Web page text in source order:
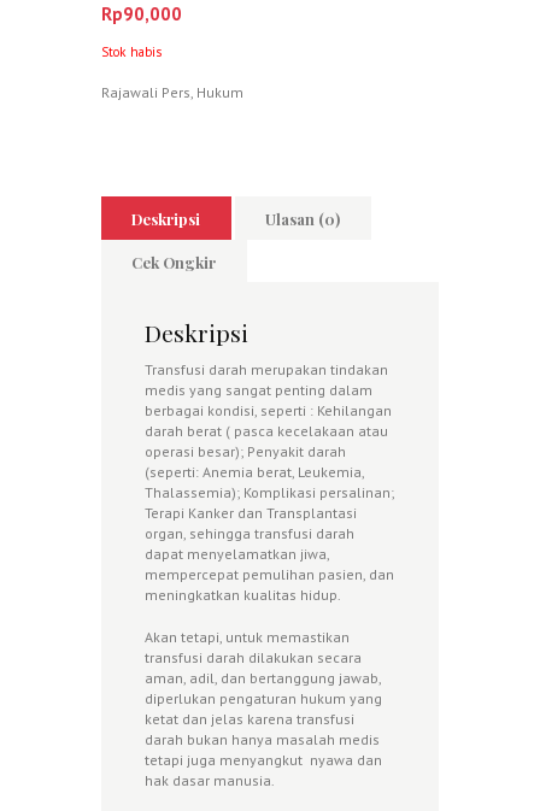
Rp90,000
Stok habis
Rajawali Pers, Hukum
Deskripsi Ulasan (0)
Cek Ongkir
Deskripsi
Transfusi darah merupakan tindakan
medis yang sangat penting dalam
berbagai kondisi, seperti : Kehilangan
darah berat ( pasca kecelakaan atau
operasi besar); Penyakit darah
(seperti: Anemia berat, Leukemia,
Thalassemia); Komplikasi persalinan;
Terapi Kanker dan Transplantasi
organ, sehingga transfusi darah
dapat menyelamatkan jiwa,
mempercepat pemulihan pasien, dan
meningkatkan kualitas hidup.
Akan tetapi, untuk memastikan
transfusi darah dilakukan secara
aman, adil, dan bertanggung jawab,
diperlukan pengaturan hukum yang
ketat dan jelas karena transfusi
darah bukan hanya masalah medis
tetapi juga menyangkut nyawa dan
hak dasar manusia.